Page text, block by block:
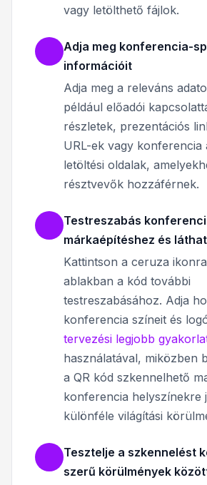
vagy letölthető fájlok.
Adja meg konferencia-
információit
Adja meg a releváns
például előadói
részletek, prezentációs
URL-ek vagy konferencia
letöltési oldalak,
résztvevők hozzáférnek.
Testreszabás
márkaépítéshez és
Kattintson a ceruza
ablakban a kód további
testreszabásához. Adja
konferencia színeit és
tervezési legjobb
használatával, miközben
a QR kód szkennelhető
konferencia helyszínekre
különféle világítási
Tesztelje a szkennelést
szerű körülmények